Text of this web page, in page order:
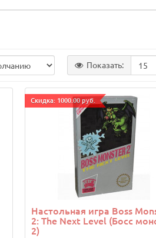
Показать:
Cкидка: 1000.00 руб.
Настольная игра Boss
2: The Next Level (Босс
2)